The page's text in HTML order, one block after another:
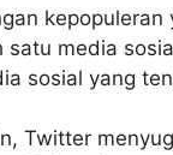
media
sosial yang
Twitter